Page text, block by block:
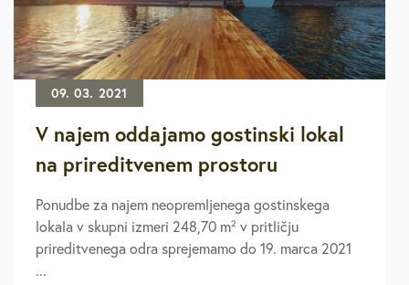
09. 03. 2021
V najem oddajamo gostinski lokal
na prireditvenem prostoru
Ponudbe za najem neopremljenega gostinskega
lokala v skupni izmeri 248,70 m² v pritličju
prireditvenega odra sprejemamo do 19. marca 2021
...